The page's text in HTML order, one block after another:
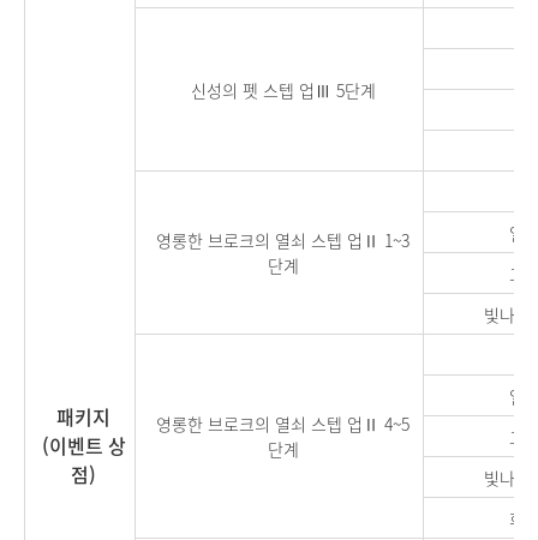
패키지
(이벤트 상
점)
신성의 펫 스텝 업Ⅲ 5단계
영롱한 브로크의 열쇠 스텝 업Ⅱ 1~3
단계
일
고
빛나는
영롱한 브로크의 열쇠 스텝 업Ⅱ 4~5
단계
일
고
빛나는
희